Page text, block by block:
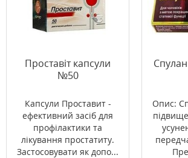
Проставіт капсули
№50
Капсули Проставит -
ефективний засіб для
профілактики та
лікування простатиту.
Застосовувати як допо...
Опис: